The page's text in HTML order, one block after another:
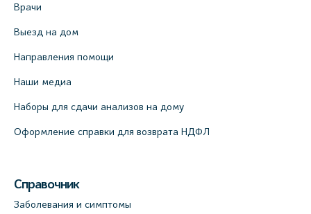
Врачи
Выезд на дом
Направления помощи
Наши медиа
Наборы для сдачи анализов на дому
Оформление справки для возврата НДФЛ
Справочник
Заболевания и симптомы